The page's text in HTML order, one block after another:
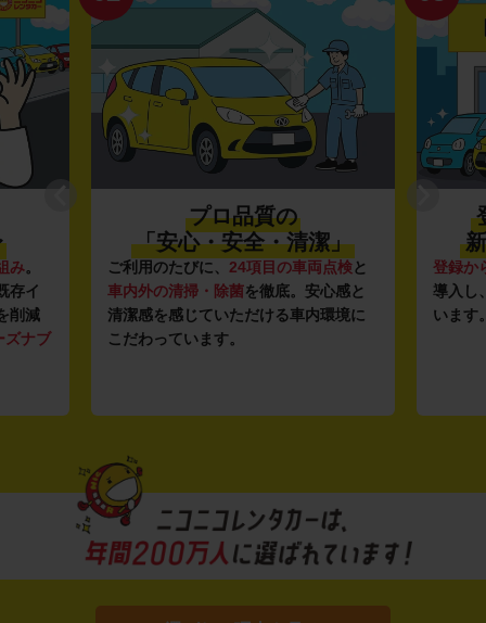
み。
存イ
削減
ズナブ
プロ品質の
「安心・安全・清潔」
ご利用のたびに、 24項目の車両点検と
車内外の清掃・除菌を徹底。安心感と
清潔感を感じていただける車内環境に
こだわっています。
登録か
導入し
います